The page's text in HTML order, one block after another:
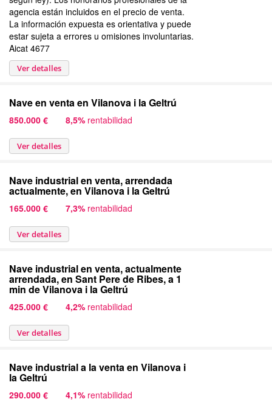
agencia están incluidos en el precio de venta.
La información expuesta es orientativa y puede
estar sujeta a errores u omisiones involuntarias.
Aicat 4677
Ver detalles
Nave en venta en Vilanova i la Geltrú
850.000 € 8,5% rentabilidad
Ver detalles
Nave industrial en venta, arrendada
actualmente, en Vilanova i la Geltrú
165.000 € 7,3% rentabilidad
Ver detalles
Nave industrial en venta, actualmente
arrendada, en Sant Pere de Ribes, a 1
min de Vilanova i la Geltrú
425.000 € 4,2% rentabilidad
Ver detalles
Nave industrial a la venta en Vilanova i
la Geltrú
290.000 € 4,1% rentabilidad